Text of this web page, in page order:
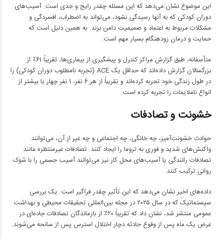
این موضوع نشان می‌دهد که این مسئله چقدر رایج و جدی است. آسیب‌های
دوران کودکی که به آنها رسیدگی نشود، می‌تواند به اضطراب، افسردگی و
مشکلات مربوط به اعتماد و صمیمیت دامن بزند. به همین دلیل است که
حمایت و درمان زودهنگام بسیار مهم است.
متأسفانه، طبق گزارش مراکز کنترل و پیشگیری از بیماری‌ها، تقریباً 61٪ از
بزرگسالان گزارش داده‌اند که حداقل یک ACE (تجربه نامطلوب دوران کودکی) را
در طول زندگی خود تجربه کرده‌اند و تقریباً از هر 6 نفر، 1 نفر چهار یا بیشتر از
انواع ناملایمات را تجربه کرده است.
خشونت و تصادفات
حوادث خشونت‌آمیز، چه خانگی، چه اجتماعی و چه غیر از آن، می‌توانند
واکنش‌های شدید و فوری به تروما را ایجاد کنند. تصادفات غیرمنتظره مانند
تصادفات رانندگی یا آسیب‌های محل کار نیز می‌توانند آسیب جسمی را با شوک
روانی ترکیب کنند.
داده‌های اخیر نشان می‌دهد که این تأثیر چقدر فراگیر است. یک بررسی
سیستماتیک که در سال ۲۰۲۵ در مجله بین‌المللی تحقیقات محیطی و بهداشت
عمومی منتشر شد، نشان داد که تقریباً ۲۰٪ از بازماندگان تصادفات جاده‌ای در
عرض یک ماه پس از وقوع حادثه دچار اختلال استرس پس از سانحه می‌شوند.